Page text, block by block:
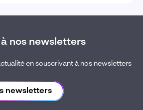
nos newsletters
en souscrivant à nos newsletters
newsletters